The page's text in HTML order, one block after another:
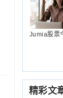
Jumia股票
精彩文